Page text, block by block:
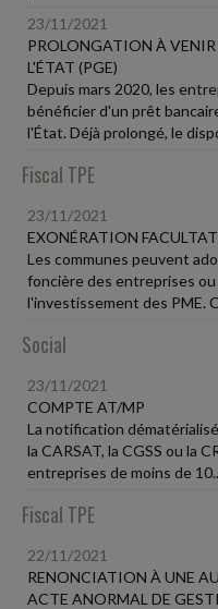
23/11/2021
PROLONGATION À
L'ÉTAT (PGE)
Depuis mars 2020, les
bénéficier d'un prêt
l'État. Déjà prolongé, le
Fiscal TPE
23/11/2021
EXONÉRATION
Les communes peuvent
foncière des entreprises ou
l'investissement des PME.
Social
23/11/2021
COMPTE AT/MP
La notification
la CARSAT, la CGSS ou la
entreprises de moins de
Fiscal TPE
22/11/2021
RENONCIATION À UNE
ACTE ANORMAL DE